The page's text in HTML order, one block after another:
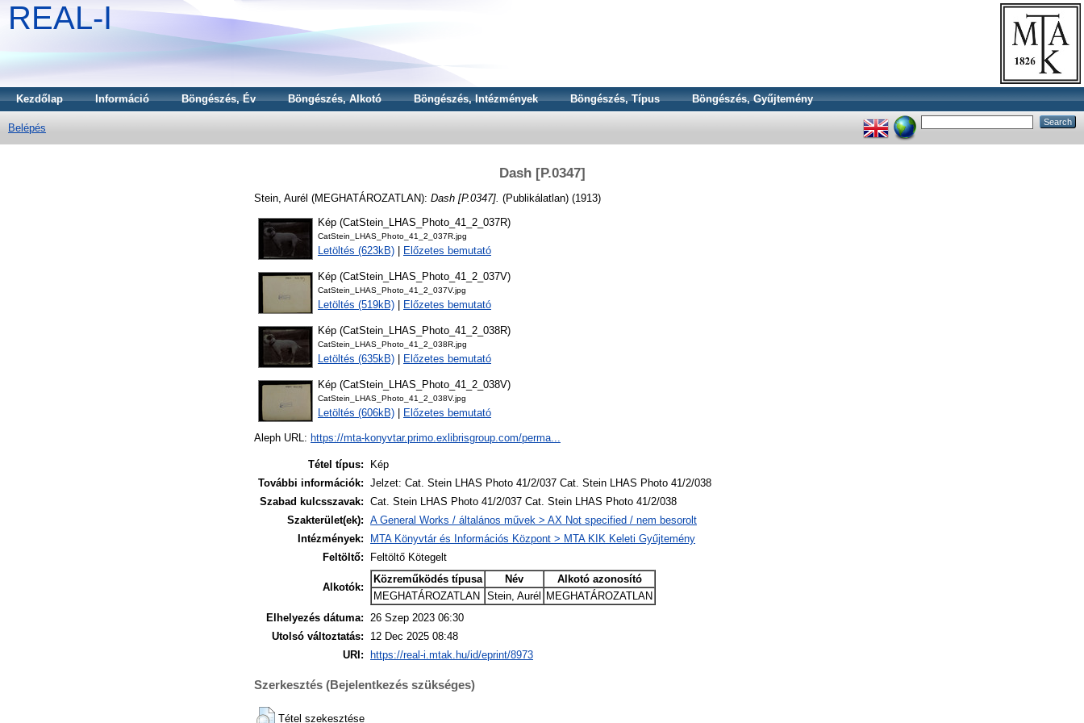
REAL-I
Kezdőlap Információ Böngészés, Év Böngészés, Alkotó Böngészés, Intézmények Böngészés, Típus Böngészés, Gyűjtemény
Belépés
Dash [P.0347]
Stein, Aurél (MEGHATÁROZATLAN): Dash [P.0347]. (Publikálatlan) (1913)
Kép (CatStein_LHAS_Photo_41_2_037R)
CatStein_LHAS_Photo_41_2_037R.jpg
Letöltés (623kB) Előzetes bemutató
Kép (CatStein_LHAS_Photo_41_2_037V)
CatStein_LHAS_Photo_41_2_037V.jpg
Letöltés (519kB) Előzetes bemutató
Kép (CatStein_LHAS_Photo_41_2_038R)
CatStein_LHAS_Photo_41_2_038R.jpg
Letöltés (635kB) Előzetes bemutató
Kép (CatStein_LHAS_Photo_41_2_038V)
CatStein_LHAS_Photo_41_2_038V.jpg
Letöltés (606kB) Előzetes bemutató
Aleph URL: https://mta-konyvtar.primo.exlibrisgroup.com/perma...
Tétel típus:
Kép
További információk: Jelzet: Cat. Stein LHAS Photo 41/2/037 Cat. Stein LHAS Photo 41/2/038
Szabad kulcsszavak: Cat. Stein LHAS Photo 41/2/037 Cat. Stein LHAS Photo 41/2/038
Szakterület(ek): A General Works / általános művek > AX Not specified / nem besorolt
Intézmények:
MTA Könyvtár és Információs Központ > MTA KIK Keleti Gyűjtemény
Feltöltő:
Feltöltő Kötegelt
Alkotók:
Közreműködés típusa Név
Alkotó azonosító
MEGHATÁROZATLAN
Stein, Aurél
MEGHATÁROZATLAN
Elhelyezés dátuma: 26 Szep 2023 06:30
Utolsó változtatás:
12 Dec 2025 08:48
URI:
https://real-i.mtak.hu/id/eprint/8973
Szerkesztés (Bejelentkezés szükséges)
Tétel szekesztése